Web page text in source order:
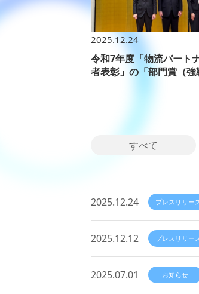
2025.12.24
令和7年度「物流パート
者表彰」の「部門賞（強
すべて
2025.12.24 プレスリリー
2025.12.12 プレスリリー
2025.07.01 お知らせ